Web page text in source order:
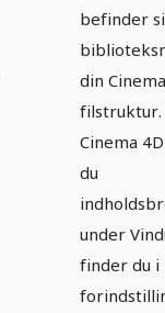
befinder
din
filstruktur.
Cinema
du
under
finder du i